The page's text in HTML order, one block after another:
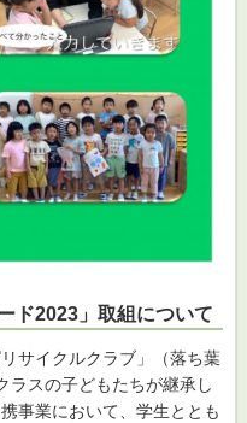
ド2023」取組について
サイクルクラブ」（落ち葉
ラスの子どもたちが継承し
事業において、学生ととも